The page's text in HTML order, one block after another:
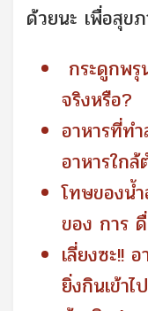
ด้วยนะ เพื่อสุข
กระดูกพรุ
จริงหรือ?
อาหารที่ท
อาหารใกล้
โทษของน้
ของ การ
เลี่ยงซะ!!
ยิ่งกินเข้า